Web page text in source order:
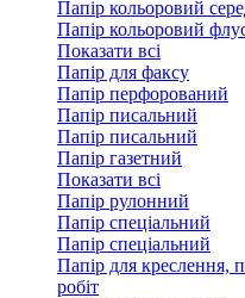
Папір кольоровий
Папір кольоровий
Показати всі
Папір для факсу
Папір перфорований
Папір писальний
Папір писальний
Папір газетний
Показати всі
Папір рулонний
Папір спеціальний
Папір спеціальний
Папір для креслення,
робіт